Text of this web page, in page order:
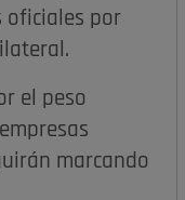
oficiales por
el peso
marcando